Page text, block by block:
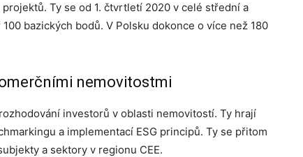
Ty se od 1. čtvrtletí 2020 v celé střední a
bazických bodů. V Polsku dokonce o více než 180
nemovitostmi
investorů v oblasti nemovitostí. Ty hrají
a implementací ESG principů. Ty se přitom
a sektory v regionu CEE.